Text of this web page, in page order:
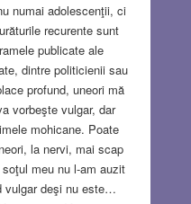
numai adolescenţii, ci
recurente sunt
publicate ale
dintre politicienii sau
profund, uneori mă
vorbeşte vulgar, dar
mohicane. Poate
la nervi, mai scap
meu nu l-am auzit
vulgar deşi nu este…